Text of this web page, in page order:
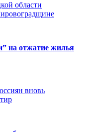
области
на отжатие жилья
вновь